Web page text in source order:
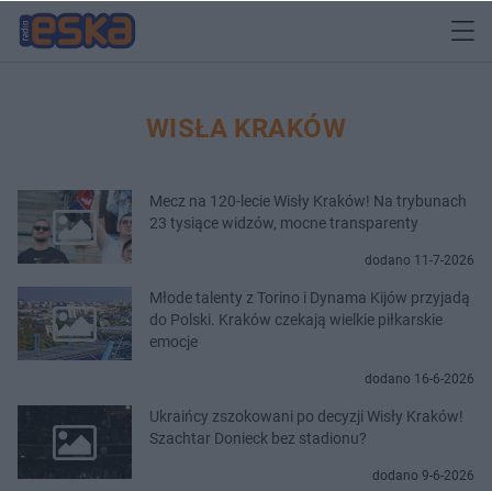
WISŁA KRAKÓW
Mecz na 120-lecie Wisły Kraków! Na trybunach
23 tysiące widzów, mocne transparenty
dodano 11-7-2026
Młode talenty z Torino i Dynama Kijów przyjadą
do Polski. Kraków czekają wielkie piłkarskie
emocje
dodano 16-6-2026
Ukraińcy zszokowani po decyzji Wisły Kraków!
Szachtar Donieck bez stadionu?
dodano 9-6-2026